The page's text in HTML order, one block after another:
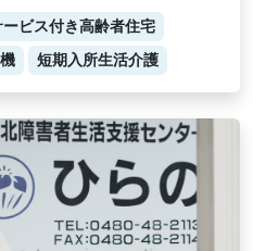
ービス付き高齢者住宅
短期入所生活介護